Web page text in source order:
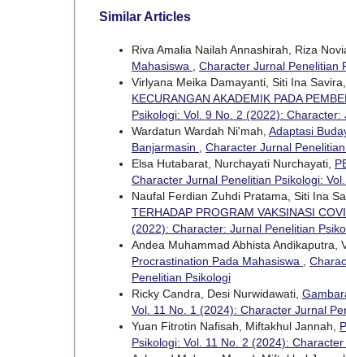
Similar Articles
Riva Amalia Nailah Annashirah, Riza
Mahasiswa
Character Jurnal Penelitian
Virlyana Meika Damayanti, Siti Ina Savira,
KECURANGAN AKADEMIK PADA
Psikologi: Vol. 9 No. 2 (2022):
Wardatun Wardah Ni'mah, Adaptasi
Banjarmasin
Character Jurnal
Elsa Hutabarat, Nurchayati Nurchayati,
Character Jurnal Penelitian Psikologi:
Naufal Ferdian Zuhdi Pratama, Siti Ina
TERHADAP PROGRAM VAKSINASI
(2022): Character: Jurnal Penelitian
Andea Muhammad Abhista Andikaputra,
Procrastination Pada Mahasiswa
Penelitian Psikologi
Ricky Candra, Desi Nurwidawati,
Vol. 11 No. 1 (2024): Character Jurnal
Yuan Fitrotin Nafisah, Miftakhul Jannah,
Psikologi: Vol. 11 No. 2 (2024):